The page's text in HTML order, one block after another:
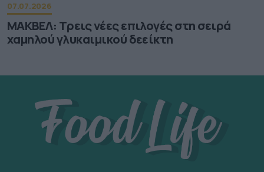
07.07.2026
ΜΑΚΒΕΛ: Τρεις νέες επιλογές στη σειρά
χαμηλού γλυκαιμικού δεείκτη